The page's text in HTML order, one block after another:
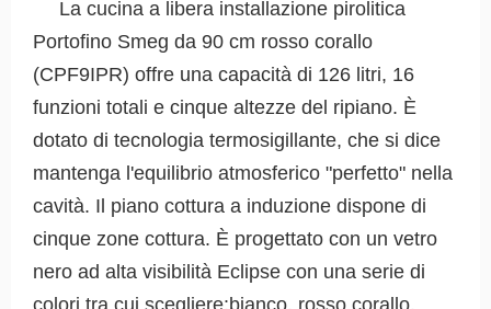
La cucina a libera installazione pirolitica
Portofino Smeg da 90 cm rosso corallo
(CPF9IPR) offre una capacità di 126 litri, 16
funzioni totali e cinque altezze del ripiano. È
dotato di tecnologia termosigillante, che si dice
mantenga l'equilibrio atmosferico "perfetto" nella
cavità. Il piano cottura a induzione dispone di
cinque zone cottura. È progettato con un vetro
nero ad alta visibilità Eclipse con una serie di
colori tra cui scegliere:bianco, rosso corallo,